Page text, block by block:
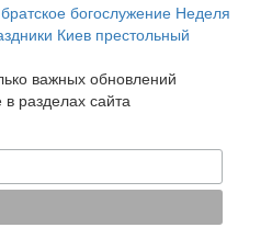
братское богослужение Неделя
Киев престольный
важных обновлений
разделах сайта